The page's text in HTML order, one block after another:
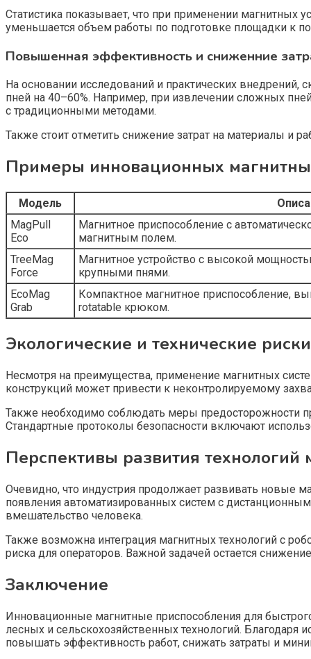
Статистика показывает, что при применении магнитных
уменьшается объем работы по подготовке площадки к
Повышенная эффективность и сниженние
На основании исследований и практических внедрений,
пней на 40–60%. Например, при извлечении сложных
с традиционными методами.
Также стоит отметить снижение затрат на материалы и
Примеры инновационных
Модель
MagPull
Eco
Магнитное приспособление с
магнитным полем.
TreeMag
Force
Магнитное устройство с высокой
крупными пнями.
EcoMag
Grab
Компактное магнитное приспособление,
rotatable крюком.
Экологические и технические риски
Несмотря на преимущества, применение магнитных
конструкций может привести к неконтролируемому
Также необходимо соблюдать меры предосторожности
Стандартные протоколы безопасности включают
Перспективы развития технологий
Очевидно, что индустрия продолжает развивать
появления автоматизированных систем с
вмешательство человека.
Также возможна интеграция магнитных технологий с
риска для операторов. Важной задачей остается
Заключение
Инновационные магнитные приспособления для
лесных и сельскохозяйственных технологий.
повышать эффективность работ, снижать затраты и